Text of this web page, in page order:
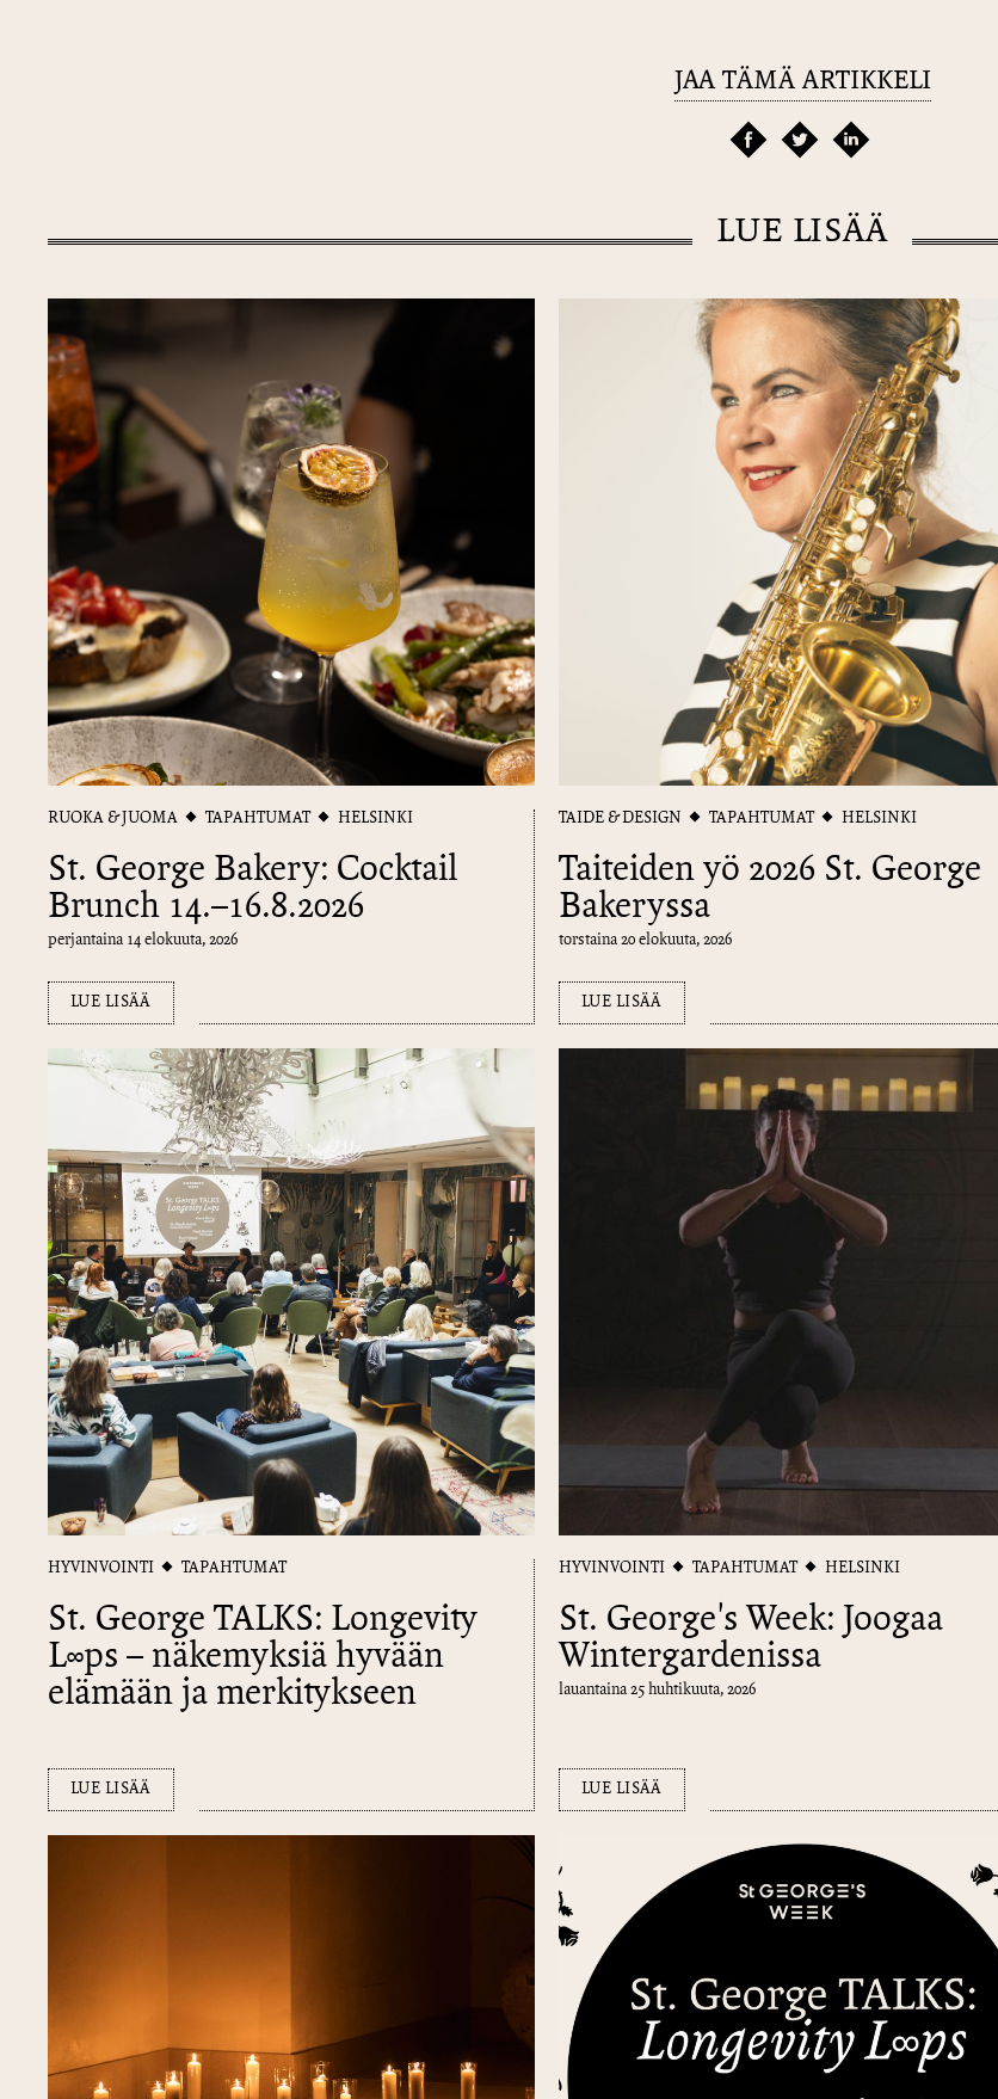
JAA TÄMÄ ARTIKKELI
LUE LISÄÄ
RUOKA & JUOMA TAPAHTUMAT HELSINKI
St. George Bakery: Cocktail
Brunch 14.–16.8.2026
perjantaina 14 elokuuta, 2026
LUE LISÄÄ
TAIDE & DESIGN TAPAHTUMAT HELSINKI
Taiteiden yö 2026 St. George
Bakeryssa
torstaina 20 elokuuta, 2026
LUE LISÄÄ
HYVINVOINTI TAPAHTUMAT
St. George TALKS: Longevity
L∞​ps – näkemyksiä hyvään
elämään ja merkitykseen
LUE LISÄÄ
HYVINVOINTI TAPAHTUMAT HELSINKI
St. George's Week: Joogaa
Wintergardenissa
lauantaina 25 huhtikuuta, 2026
LUE LISÄÄ